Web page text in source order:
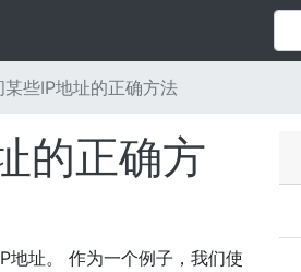
些IP地址的正确方法
的正确方
址。 作为一个例子，我们使